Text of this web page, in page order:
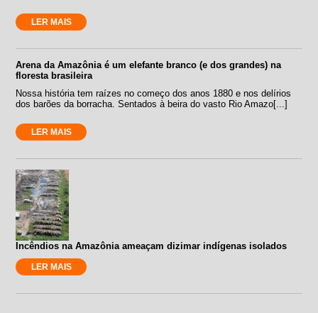
LER MAIS
Arena da Amazônia é um elefante branco (e dos grandes) na
floresta brasileira
Nossa história tem raízes no começo dos anos 1880 e nos delírios
dos barões da borracha. Sentados à beira do vasto Rio Amazo[...]
LER MAIS
Incêndios na Amazônia ameaçam dizimar indígenas isolados
LER MAIS